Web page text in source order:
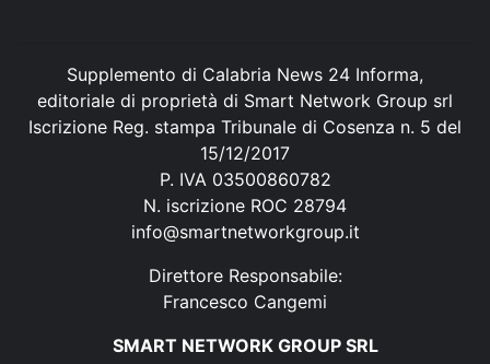
Supplemento di Calabria News 24 Informa,
editoriale di proprietà di Smart Network Group srl
Iscrizione Reg. stampa Tribunale di Cosenza n. 5 del
15/12/2017
P. IVA 03500860782
N. iscrizione ROC 28794
info@smartnetworkgroup.it
Direttore Responsabile:
Francesco Cangemi
SMART NETWORK GROUP SRL